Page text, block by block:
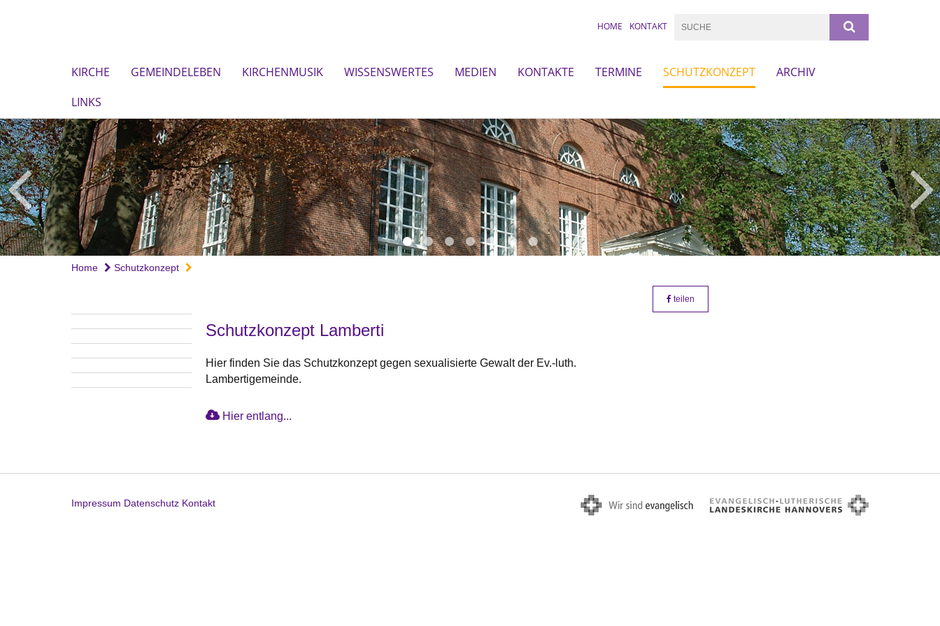
HOME KONTAKT
KIRCHE GEMEINDELEBEN KIRCHENMUSIK WISSENSWERTES MEDIEN KONTAKTE TERMINE SCHUTZKONZEPT
ARCHIV
LINKS
Home Schutzkonzept
teilen
Schutzkonzept Lamberti
Hier finden Sie das Schutzkonzept gegen sexualisierte Gewalt der Ev.-luth.
Lambertigemeinde.
Hier entlang...
Impressum Datenschutz Kontakt